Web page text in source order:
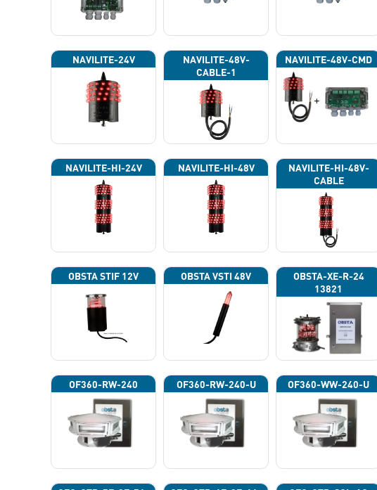
NAVILITE-24V
NAVILITE-48V-
CABLE-1
NAVILITE-48V-CMD
NAVILITE-HI-24V NAVILITE-HI-48V
NAVILITE-HI-48V-
CABLE
OBSTA STIF 12V OBSTA VSTI 48V
OBSTA-XE-R-24
13821
OF360-RW-240 OF360-RW-240-U OF360-WW-240-U